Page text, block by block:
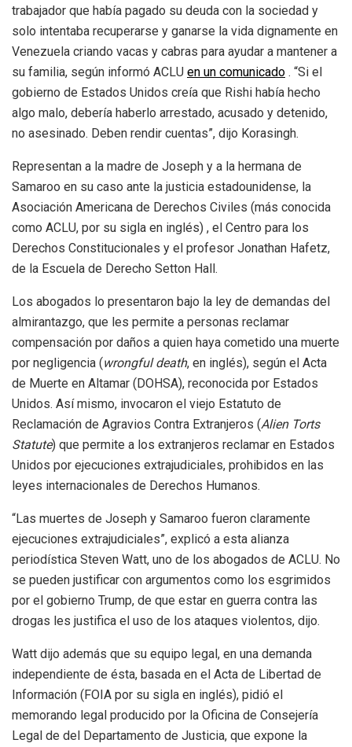
trabajador que había pagado su deuda con la sociedad y
solo intentaba recuperarse y ganarse la vida dignamente en
Venezuela criando vacas y cabras para ayudar a mantener a
su familia, según informó ACLU en un comunicado . “Si el
gobierno de Estados Unidos creía que Rishi había hecho
algo malo, debería haberlo arrestado, acusado y detenido,
no asesinado. Deben rendir cuentas”, dijo Korasingh.
Representan a la madre de Joseph y a la hermana de
Samaroo en su caso ante la justicia estadounidense, la
Asociación Americana de Derechos Civiles (más conocida
como ACLU, por su sigla en inglés) , el Centro para los
Derechos Constitucionales y el profesor Jonathan Hafetz,
de la Escuela de Derecho Setton Hall.
Los abogados lo presentaron bajo la ley de demandas del
almirantazgo, que les permite a personas reclamar
compensación por daños a quien haya cometido una muerte
por negligencia (wrongful death, en inglés), según el Acta
de Muerte en Altamar (DOHSA), reconocida por Estados
Unidos. Así mismo, invocaron el viejo Estatuto de
Reclamación de Agravios Contra Extranjeros (Alien Torts
Statute) que permite a los extranjeros reclamar en Estados
Unidos por ejecuciones extrajudiciales, prohibidos en las
leyes internacionales de Derechos Humanos.
“Las muertes de Joseph y Samaroo fueron claramente
ejecuciones extrajudiciales”, explicó a esta alianza
periodística Steven Watt, uno de los abogados de ACLU. No
se pueden justificar con argumentos como los esgrimidos
por el gobierno Trump, de que estar en guerra contra las
drogas les justifica el uso de los ataques violentos, dijo.
Watt dijo además que su equipo legal, en una demanda
independiente de ésta, basada en el Acta de Libertad de
Información (FOIA por su sigla en inglés), pidió el
memorando legal producido por la Oficina de Consejería
Legal de del Departamento de Justicia, que expone la